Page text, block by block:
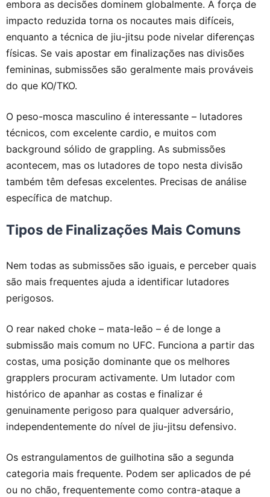
embora as decisões dominem globalmente. A força de
impacto reduzida torna os nocautes mais difíceis,
enquanto a técnica de jiu-jitsu pode nivelar diferenças
físicas. Se vais apostar em finalizações nas divisões
femininas, submissões são geralmente mais prováveis
do que KO/TKO.
O peso-mosca masculino é interessante – lutadores
técnicos, com excelente cardio, e muitos com
background sólido de grappling. As submissões
acontecem, mas os lutadores de topo nesta divisão
também têm defesas excelentes. Precisas de análise
específica de matchup.
Tipos de Finalizações Mais Comuns
Nem todas as submissões são iguais, e perceber quais
são mais frequentes ajuda a identificar lutadores
perigosos.
O rear naked choke – mata-leão – é de longe a
submissão mais comum no UFC. Funciona a partir das
costas, uma posição dominante que os melhores
grapplers procuram activamente. Um lutador com
histórico de apanhar as costas e finalizar é
genuinamente perigoso para qualquer adversário,
independentemente do nível de jiu-jitsu defensivo.
Os estrangulamentos de guilhotina são a segunda
categoria mais frequente. Podem ser aplicados de pé
ou no chão, frequentemente como contra-ataque a